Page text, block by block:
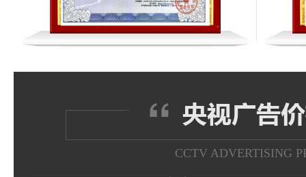
CCTV ADVERTISING